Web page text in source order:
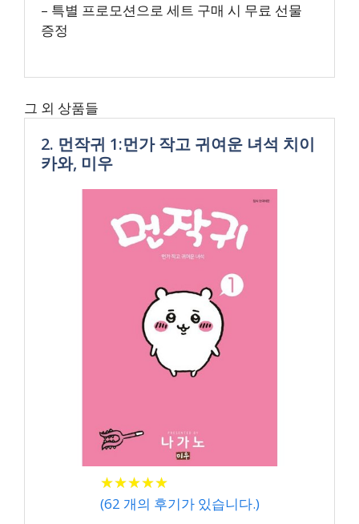
– 특별 프로모션으로 세트 구매 시 무료 선물
증정
그 외 상품들
2. 먼작귀 1:먼가 작고 귀여운 녀석 치이
카와, 미우
★★★★★
★★★★★
(62 개의 후기가 있습니다.)